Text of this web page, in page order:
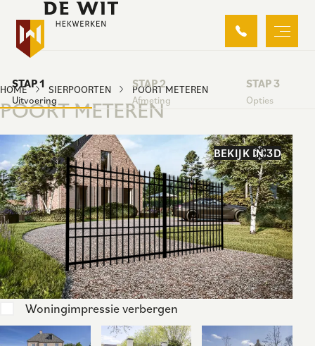
STAP 1
Uitvoering
STAP 2
Afmeting
STAP 3
Opties
HOME SIERPOORTEN POORT METEREN
POORT METEREN
BEKIJK IN 3D
Woningimpressie verbergen